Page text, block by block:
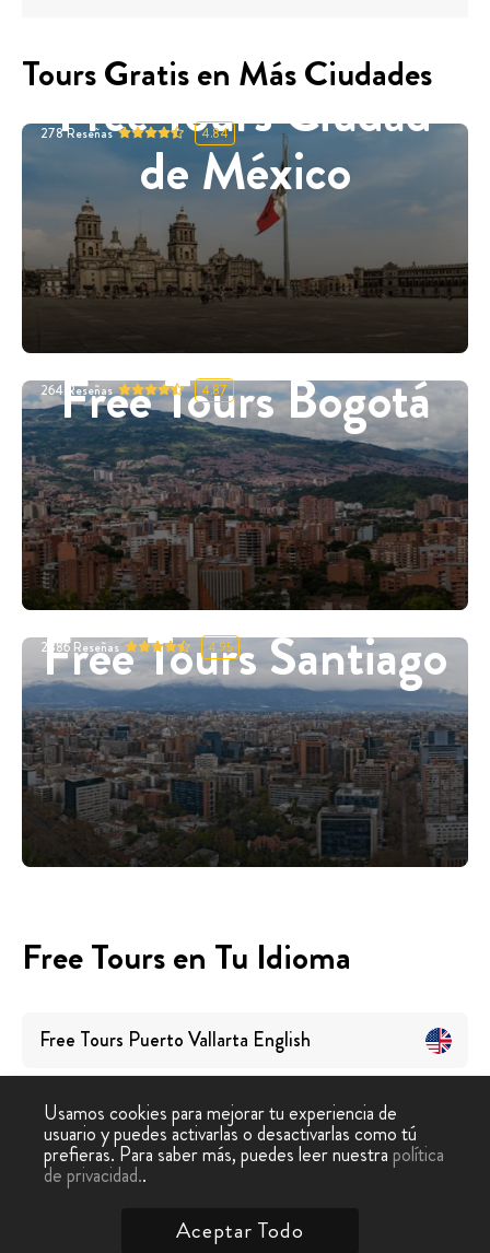
Tours Gratis en Más Ciudades
Free Tours Ciudad
de México
278Reseñas 4.84
Free Tours Bogotá
264 Reseñas 4.87
Free Tours Santiago
2886 Reseñas 4.95
Free Tours en Tu Idioma
Free Tours Puerto Vallarta English
Free Tour › Puerto Vallarta
Usamos cookies para mejorar tu experiencia de
usuario y puedes activarlas o desactivarlas como tú
prefieras. Para saber más, puedes leer nuestrapolítica
de privacidad..
Aceptar Todo